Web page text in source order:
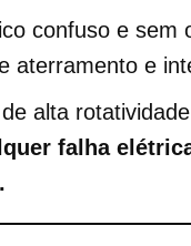
confuso e sem
aterramento e
alta
falha